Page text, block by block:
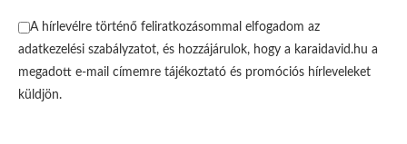
A hírlevélre történő feliratkozásommal elfogadom az
adatkezelési szabályzatot, és hozzájárulok, hogy a karaidavid.hu a
megadott e-mail címemre tájékoztató és promóciós hírleveleket
küldjön.